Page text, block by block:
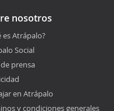
nosotros
es Atrápalo?
Social
prensa
en Atrápalo
y condiciones generales